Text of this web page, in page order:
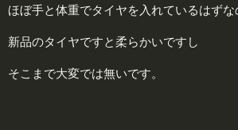
ほぼ手と体重でタイヤを入れているはずな
新品のタイヤですと柔らかいですし
そこまで大変では無いです。